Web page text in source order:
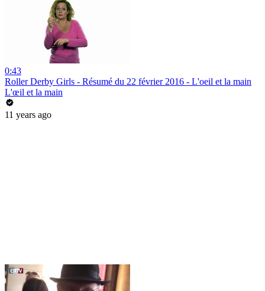
0:43
Roller Derby Girls - Résumé du 22 février 2016 - L'oeil et la main
L'œil et la main
11 years ago